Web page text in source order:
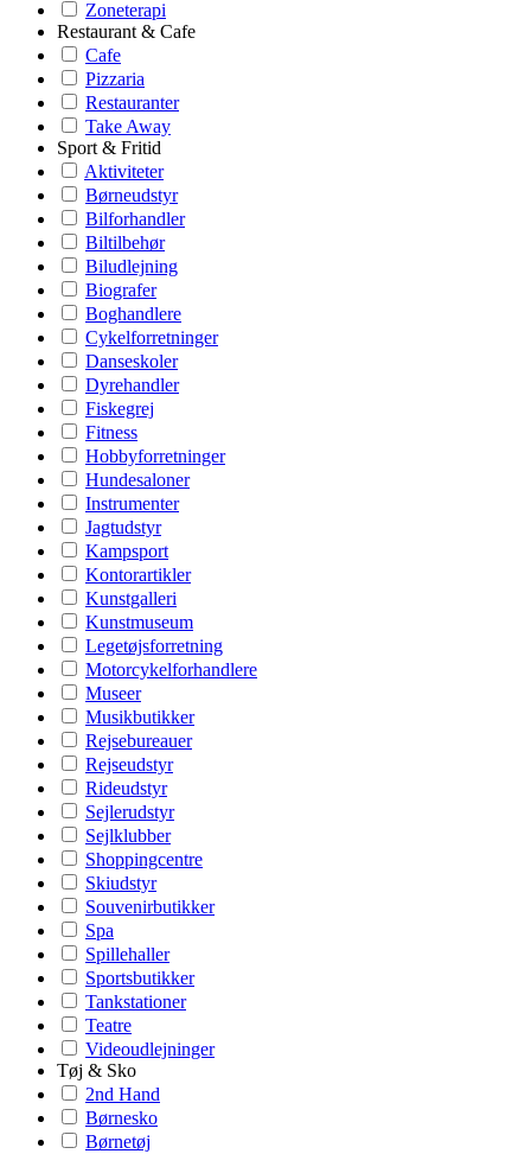
Zoneterapi
Restaurant & Cafe
Cafe
Pizzaria
Restauranter
Take Away
Sport & Fritid
Aktiviteter
Børneudstyr
Bilforhandler
Biltilbehør
Biludlejning
Biografer
Boghandlere
Cykelforretninger
Danseskoler
Dyrehandler
Fiskegrej
Fitness
Hobbyforretninger
Hundesaloner
Instrumenter
Jagtudstyr
Kampsport
Kontorartikler
Kunstgalleri
Kunstmuseum
Legetøjsforretning
Motorcykelforhandlere
Museer
Musikbutikker
Rejsebureauer
Rejseudstyr
Rideudstyr
Sejlerudstyr
Sejlklubber
Shoppingcentre
Skiudstyr
Souvenirbutikker
Spa
Spillehaller
Sportsbutikker
Tankstationer
Teatre
Videoudlejninger
Tøj & Sko
2nd Hand
Børnesko
Børnetøj